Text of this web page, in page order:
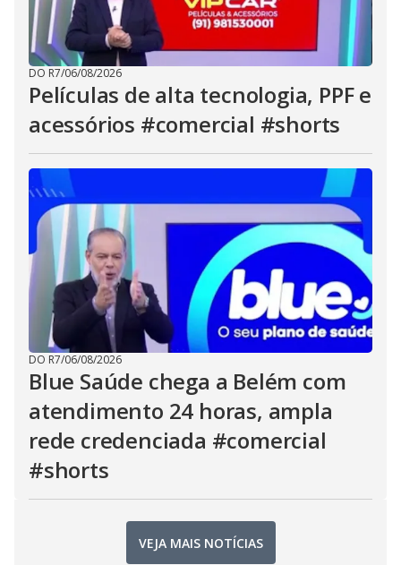
DO R7/06/08/2026
Películas de alta tecnologia, PPF e
acessórios #comercial #shorts
DO R7/06/08/2026
Blue Saúde chega a Belém com
atendimento 24 horas, ampla
rede credenciada #comercial
#shorts
VEJA MAIS NOTÍCIAS